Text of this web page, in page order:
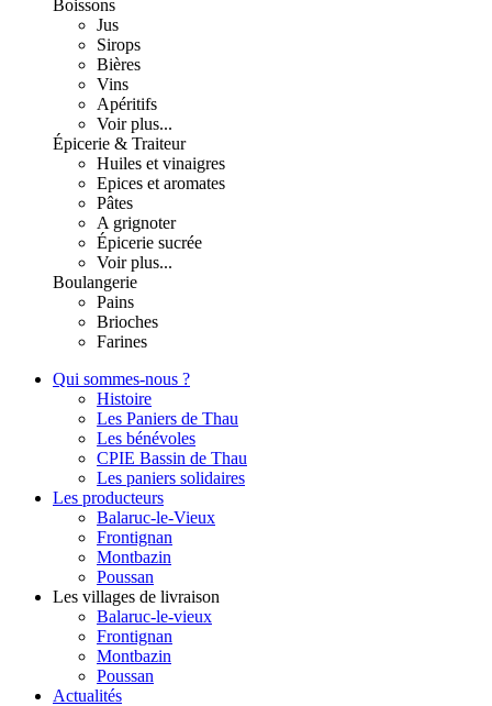
Boissons
Jus
Sirops
Bières
Vins
Apéritifs
Voir plus...
Épicerie & Traiteur
Huiles et vinaigres
Epices et aromates
Pâtes
A grignoter
Épicerie sucrée
Voir plus...
Boulangerie
Pains
Brioches
Farines
Qui sommes-nous ?
Histoire
Les Paniers de Thau
Les bénévoles
CPIE Bassin de Thau
Les paniers solidaires
Les producteurs
Balaruc-le-Vieux
Frontignan
Montbazin
Poussan
Les villages de livraison
Balaruc-le-vieux
Frontignan
Montbazin
Poussan
Actualités